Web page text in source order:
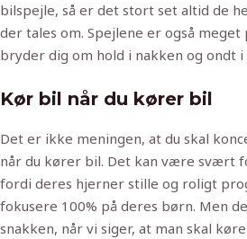
bilspejle, så er det stort set altid de
der tales om. Spejlene er også
bryder dig om hold i nakken og ondt i
Kør bil når du kører bil
Det er ikke meningen, at du skal
når du kører bil. Det kan være svært
fordi deres hjerner stille og roligt
fokusere 100% på deres børn. Men
snakken, når vi siger, at man skal